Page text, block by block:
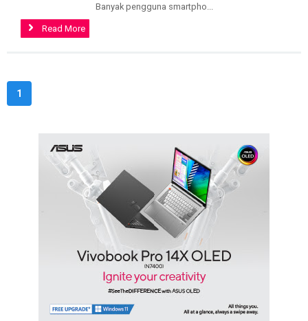
Banyak pengguna smartpho...
>
Read More
1